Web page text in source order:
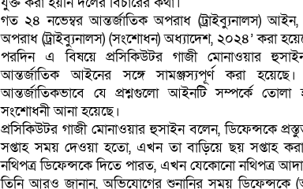
গত ২৪ নভেম্বর আন্তর্জাতিক অপরাধ (ট্রাইব্যুনালস)
অপরাধ (ট্রাইব্যুনালস) (সংশোধন) অধ্যাদেশ, ২০২৪’ করা
পরদিন এ বিষয়ে প্রসিকিউটর গাজী মোনাওয়ার
আন্তর্জাতিক আইনের সঙ্গে সামঞ্জস্যপূর্ণ করা
আন্তর্জাতিকভাবে যে প্রশ্নগুলো আইনটি সম্পর্কে
সংশোধনী আনা হয়েছে।
প্রসিকিউটর গাজী মোনাওয়ার হুসাইন বলেন, ডিফেন্সকে
সপ্তাহ সময় দেওয়া হতো, এখন তা বাড়িয়ে ছয় সপ্তাহ
নথিপত্র ডিফেন্সকে দিতে পারত, এখন যেকোনো নথিপত্র
তিনি আরও জানান, অভিযোগের শুনানির সময় ডিফেন্সকে